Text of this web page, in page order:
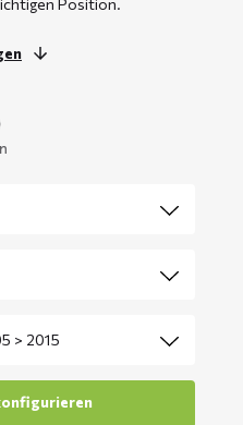
Position.
range: